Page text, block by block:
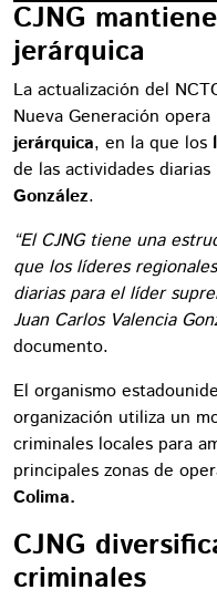
CJNG
jerárquica
La actualización del
Nueva Generación
jerárquica, en la que los
de las actividades
González.
“El CJNG tiene una
que los líderes
diarias para el líder
Juan Carlos Valencia
documento.
El organismo
organización utiliza un
criminales locales para
principales zonas de
Colima.
CJNG
criminales